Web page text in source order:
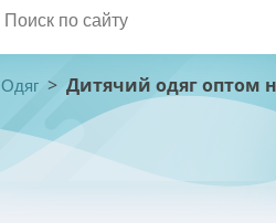
Одяг > Дитячий одяг оптом